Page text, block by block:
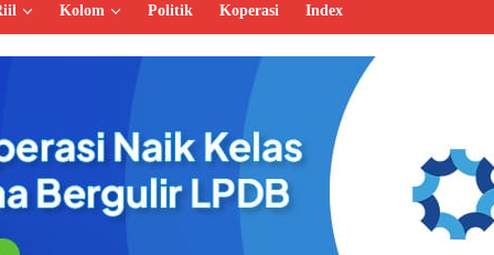
Kolom Politik Koperasi Index